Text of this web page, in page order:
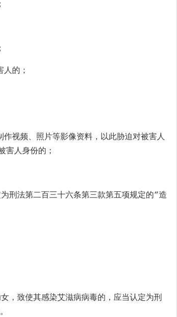
的；
作视频、照片等影像资料，以此胁迫对被害人
害人身份的；
刑法第二百三十六条第三款第五项规定的“造
，致使其感染艾滋病病毒的，应当认定为刑
。